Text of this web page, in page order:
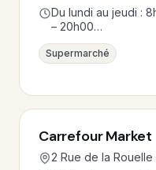
Du lundi au jeudi :
– 20h00…
Supermarché
Carrefour Market
2 Rue de la